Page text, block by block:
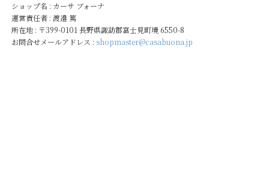
ショップ名 : カーサ ブォーナ
運営責任者 : 渡邉 篤
所在地 : 〒399-0101 長野県諏訪郡富士見町境 6550-8
お問合せメールアドレス : shopmaster@casabuona.jp